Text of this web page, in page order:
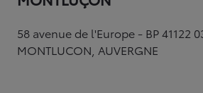
58 avenue de l'Europe - BP 41122
MONTLUCON, AUVERGNE